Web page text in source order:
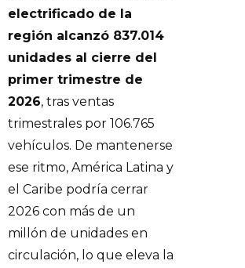
electrificado de la
región alcanzó 837.014
unidades al cierre del
primer trimestre de
2026, tras ventas
trimestrales por 106.765
vehículos. De mantenerse
ese ritmo, América Latina y
el Caribe podría cerrar
2026 con más de un
millón de unidades en
circulación, lo que eleva la